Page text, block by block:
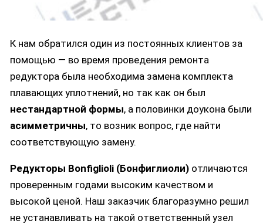
К нам обратился один из постоянных клиентов за
помощью — во время проведения ремонта
редуктора была необходима замена комплекта
плавающих уплотнений, но так как он был
нестандартной формы, а половинки доукона были
асимметричны, то возник вопрос, где найти
соответствующую замену.
Редукторы Bonfiglioli (Бонфиглиоли) отличаются
проверенным годами высоким качеством и
высокой ценой. Наш заказчик благоразумно решил
не устанавливать на такой ответственный узел